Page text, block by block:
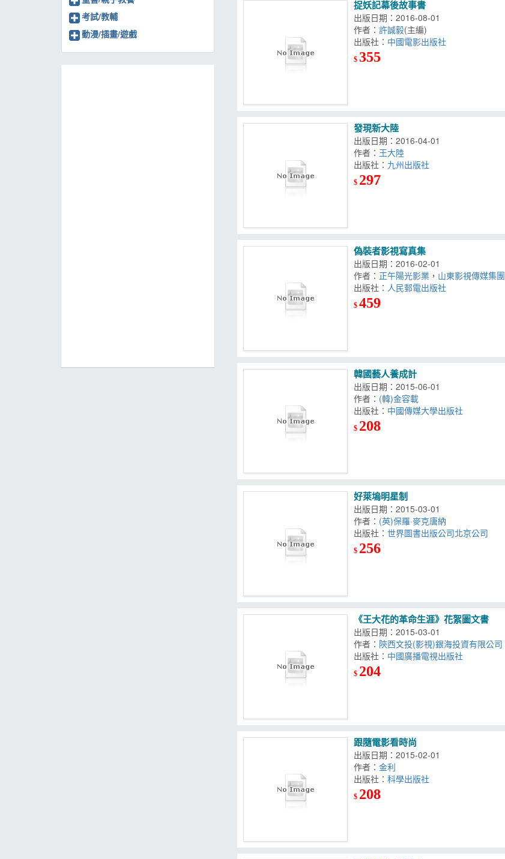
捉妖記幕後故事書
出版日期：2016-08-01
作者：許誠毅(主編)
出版社： 中國電影出版社
$ 355
發現新大陸
出版日期：2016-04-01
作者： 王大陸
出版社： 九州出版社
$ 297
偽裝者影視寫真集
出版日期：2016-02-01
作者： 正午陽光影業 ， 山東影視傳媒集團
出版社： 人民郵電出版社
$459
韓國藝人養成計
出版日期：2015-06-01
作者： (韓)金容載
出版社： 中國傳媒大學出版社
$ 208
好萊塢明星制
出版日期：2015-03-01
作者： (英)保羅·麥克唐納
出版社：世界圖書出版公司北京公司
$ 256
《王大花的革命生涯》花絮圖文書
出版日期：2015-03-01
作者： 陝西文投(影視)銀海投資有限公司
出版社： 中國廣播電視出版社
$ 204
跟隨電影看時尚
出版日期：2015-02-01
作者：金利
出版社：科學出版社
$ 208
考試/教輔
動漫/插畫/遊戲